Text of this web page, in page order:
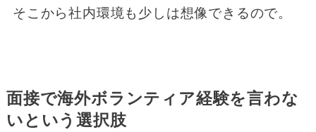
そこから社内環境も少しは想像できるので。
面接で海外ボランティア経験を言わな
いという選択肢